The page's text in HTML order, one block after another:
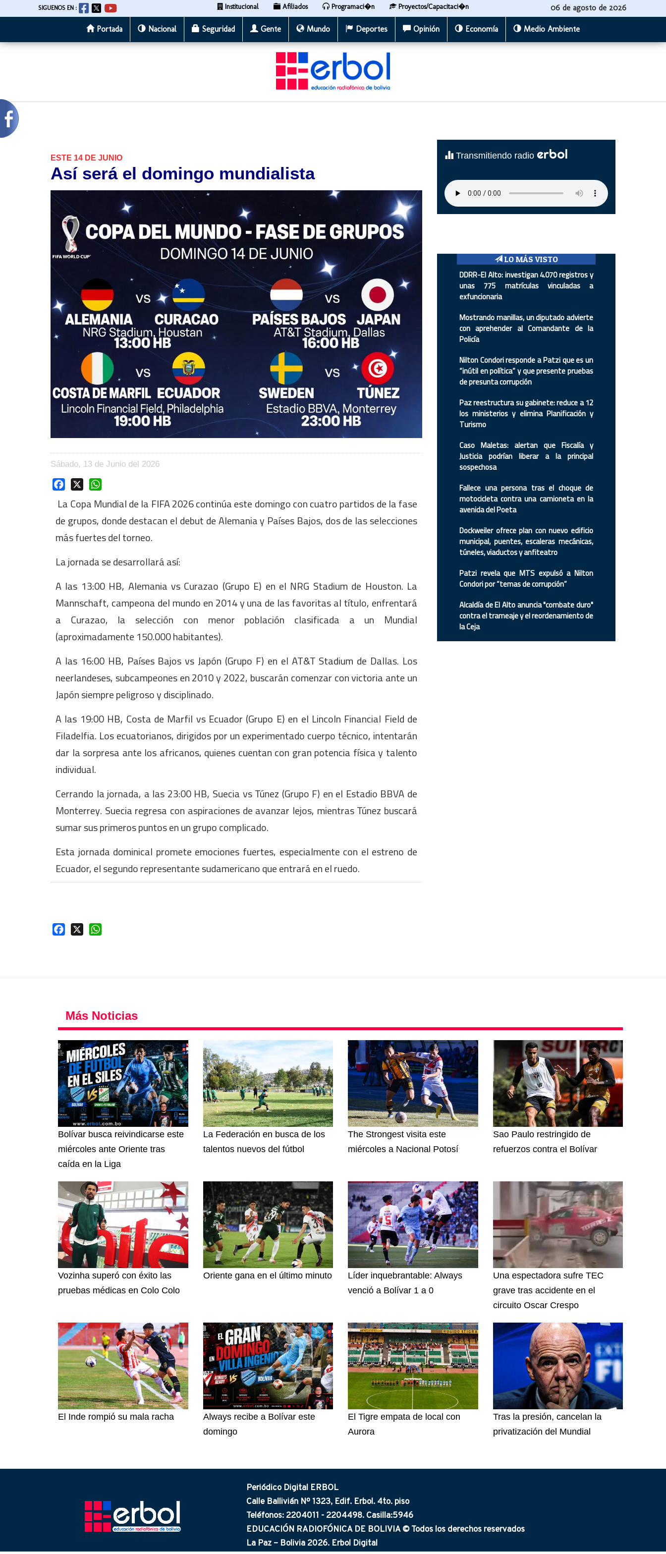
al
SIGUENOS EN : Institucional Afiliados Programaci�n Proyectos/Capacitaci�n 06 de agosto de 2026
Portada Nacional Seguridad Gente Mundo Deportes Opinión Economía Medio Ambiente
ESTE 14 DE JUNIO
Así será el domingo mundialista
Sábado, 13 de Junio del 2026
Facebook
La Copa Mundial de la FIFA 2026 continúa este domingo con cuatro partidos de la fase
de grupos, donde destacan el debut de Alemania y Países Bajos, dos de las selecciones
más fuertes del torneo.
La jornada se desarrollará así:
A las 13:00 HB, Alemania vs Curazao (Grupo E) en el NRG Stadium de Houston. La
Mannschaft, campeona del mundo en 2014 y una de las favoritas al título, enfrentará
a Curazao, la selección con menor población clasificada a un Mundial
(aproximadamente 150.000 habitantes).
A las 16:00 HB, Países Bajos vs Japón (Grupo F) en el AT&T Stadium de Dallas. Los
neerlandeses, subcampeones en 2010 y 2022, buscarán comenzar con victoria ante un
Japón siempre peligroso y disciplinado.
A las 19:00 HB, Costa de Marfil vs Ecuador (Grupo E) en el Lincoln Financial Field de
Filadelfia. Los ecuatorianos, dirigidos por un experimentado cuerpo técnico, intentarán
dar la sorpresa ante los africanos, quienes cuentan con gran potencia física y talento
individual.
Cerrando la jornada, a las 23:00 HB, Suecia vs Túnez (Grupo F) en el Estadio BBVA de
Monterrey. Suecia regresa con aspiraciones de avanzar lejos, mientras Túnez buscará
sumar sus primeros puntos en un grupo complicado.
Esta jornada dominical promete emociones fuertes, especialmente con el estreno de
Ecuador, el segundo representante sudamericano que entrará en el ruedo.
Facebook
Transmitiendo radio erbol
LO MÁS VISTO
DDRR-El Alto: investigan 4.070 registros y
unas 775 matrículas vinculadas a
exfuncionaria
Mostrando manillas, un diputado advierte
con aprehender al Comandante de la
Policía
Nilton Condori responde a Patzi que es un
“inútil en política” y que presente pruebas
de presunta corrupción
Paz reestructura su gabinete: reduce a 12
los ministerios y elimina Planificación y
Turismo
Caso Maletas: alertan que Fiscalía y
Justicia podrían liberar a la principal
sospechosa
Fallece una persona tras el choque de
motocicleta contra una camioneta en la
avenida del Poeta
Dockweiler ofrece plan con nuevo edificio
municipal, puentes, escaleras mecánicas,
túneles, viaductos y anfiteatro
Patzi revela que MTS expulsó a Nilton
Condori por “temas de corrupción”
Alcaldía de El Alto anuncia "combate duro"
contra el trameaje y el reordenamiento de
la Ceja
Más Noticias
Bolívar busca reivindicarse este
miércoles ante Oriente tras
caída en la Liga
La Federación en busca de los
talentos nuevos del fútbol
The Strongest visita este
miércoles a Nacional Potosí
Sao Paulo restringido de
refuerzos contra el Bolívar
Vozinha superó con éxito las
pruebas médicas en Colo Colo
Oriente gana en el último minuto
Líder inquebrantable: Always
venció a Bolívar 1 a 0
Una espectadora sufre TEC
grave tras accidente en el
circuito Oscar Crespo
El Inde rompió su mala racha
Always recibe a Bolívar este
domingo
El Tigre empata de local con
Aurora
Tras la presión, cancelan la
privatización del Mundial
Periódico Digital ERBOL
Calle Ballivián Nº 1323, Edif. Erbol. 4to. piso
Teléfonos: 2204011 - 2204498. Casilla:5946
EDUCACIÓN RADIOFÓNICA DE BOLIVIA © Todos los derechos reservados
La Paz – Bolivia 2026. Erbol Digital